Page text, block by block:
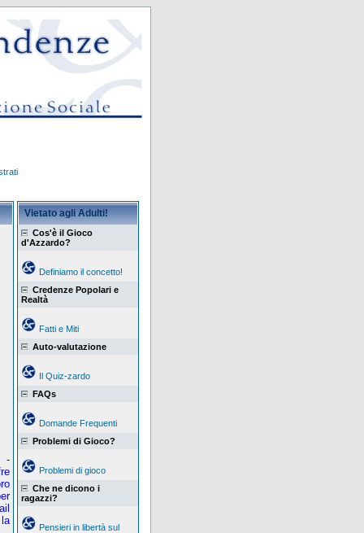
-
Vietato agli Adulti!
Cos'è il Gioco
d'Azzardo?
Definiamo il concetto!
Credenze Popolari e
Realtà
Fatti e Miti
Auto-valutazione
Il Quiz-zardo
FAQs
Domande Frequenti
Problemi di Gioco?
Problemi di gioco
Che ne dicono i
ragazzi?
Pensieri in libertà sul